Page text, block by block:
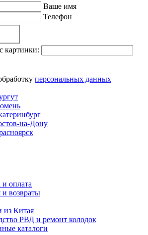
Ваше имя
Телефон
картинки:
персональных данных
на-Дону
и оплата
и возвраты
из Китая
РВД и ремонт колодок
каталоги